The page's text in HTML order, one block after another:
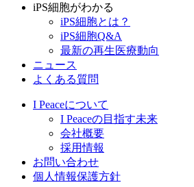
iPS細胞がわかる
iPS細胞とは？
iPS細胞Q&A
最新の再生医療動向
ニュース
よくある質問
I Peaceについて
I Peaceの目指す未来
会社概要
採用情報
お問い合わせ
個人情報保護方針